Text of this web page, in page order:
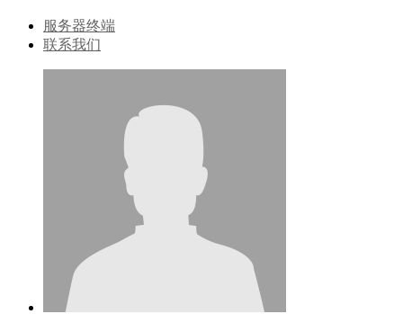
服务器终端
联系我们